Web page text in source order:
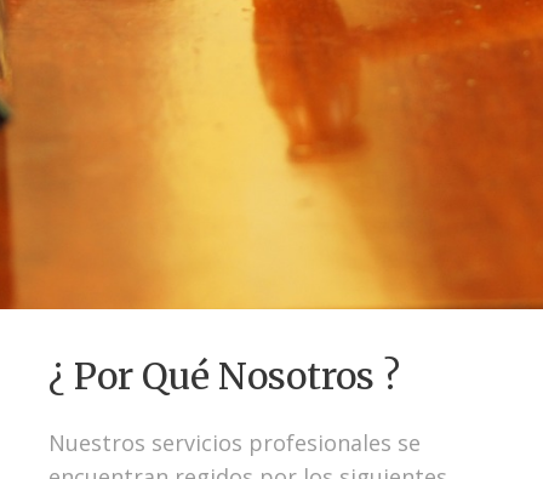
¿ Por Qué Nosotros ?
Nuestros servicios profesionales se